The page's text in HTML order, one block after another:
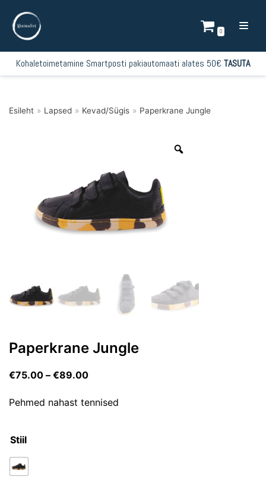
Mine
sisu
0
Kohaletoimetamine Smartposti pakiautomaati alates 50€ TASUTA
Esileht » Lapsed » Kevad/Sügis » Paperkrane Jungle
Paperkrane Jungle
€75.00 – €89.00
Pehmed nahast tennised
Stiil